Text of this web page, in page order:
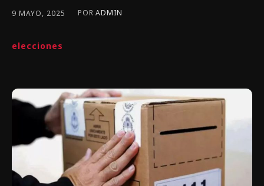
9 MAYO, 2025 POR ADMIN
elecciones